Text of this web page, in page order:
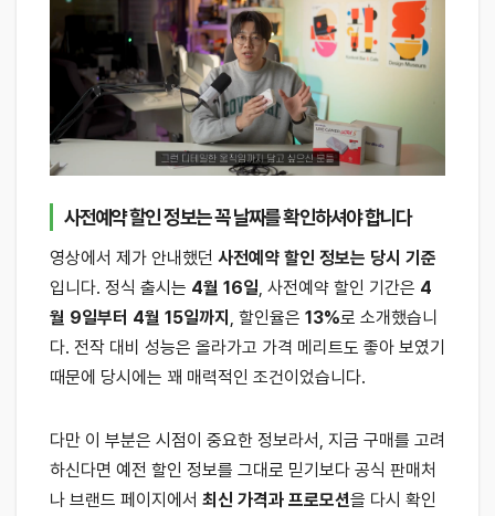
사전예약 할인 정보는 꼭 날짜를 확인하셔야 합니다
영상에서 제가 안내했던 사전예약 할인 정보는 당시 기준
입니다. 정식 출시는 4월 16일 , 사전예약 할인 기간은 4
월 9일부터 4월 15일까지
, 할인율은 13%로 소개했습니
다. 전작 대비 성능은 올라가고 가격 메리트도 좋아 보였기
때문에 당시에는 꽤 매력적인 조건이었습니다.
다만 이 부분은 시점이 중요한 정보라서, 지금 구매를 고려
하신다면 예전 할인 정보를 그대로 믿기보다 공식 판매처
나 브랜드 페이지에서 최신 가격과 프로모션을 다시 확인